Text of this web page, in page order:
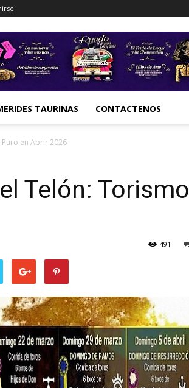
TAURINAS CONTACTENOS
Puro en Abrir 2026
Telón: Torismo
491